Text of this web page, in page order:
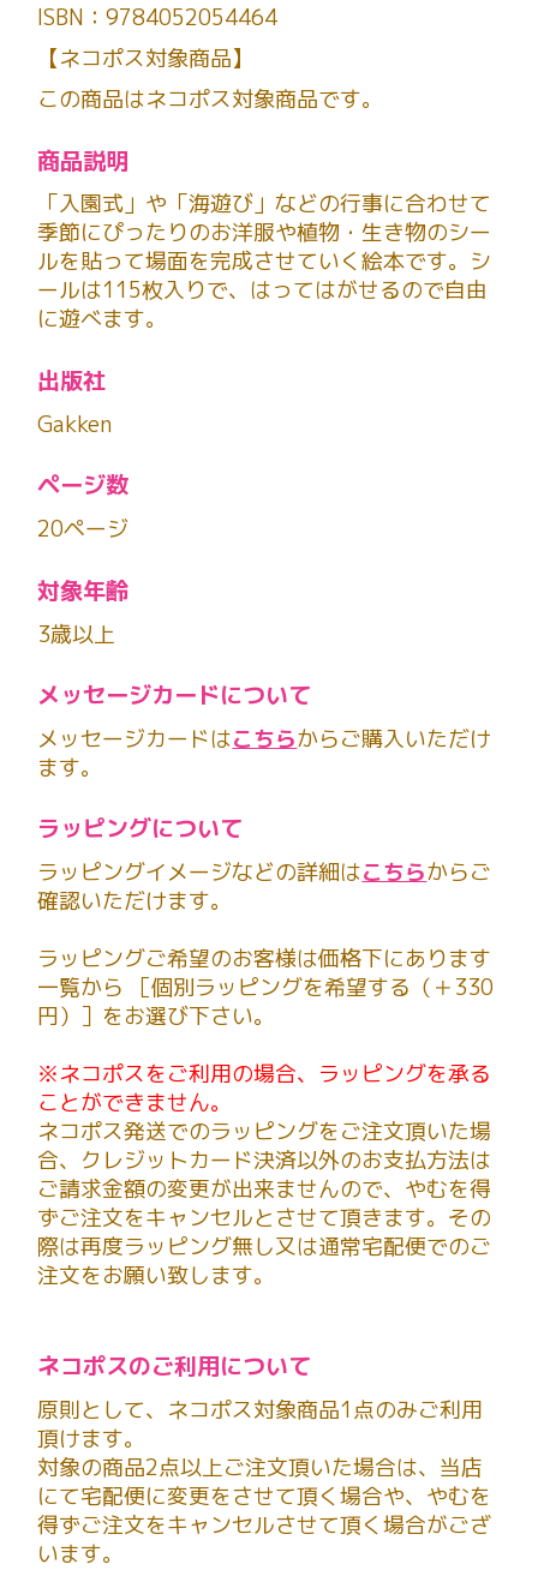
ISBN：9784052054464
【ネコポス対象商品】
この商品はネコポス対象商品です。
商品説明
「入園式」や「海遊び」などの行事に合わせて
季節にぴったりのお洋服や植物・生き物のシー
ルを貼って場面を完成させていく絵本です。シ
ールは115枚入りで、はってはがせるので自由
に遊べます。
出版社
Gakken
ページ数
20ページ
対象年齢
3歳以上
メッセージカードについて
メッセージカードはこちらからご購入いただけ
ます。
ラッピングについて
ラッピングイメージなどの詳細はこちらからご
確認いただけます。
ラッピングご希望のお客様は価格下にあります
一覧から ［個別ラッピングを希望する（＋330
円）］をお選び下さい。
※ネコポスをご利用の場合、ラッピングを承る
ことができません。
ネコポス発送でのラッピングをご注文頂いた場
合、クレジットカード決済以外のお支払方法は
ご請求金額の変更が出来ませんので、やむを得
ずご注文をキャンセルとさせて頂きます。その
際は再度ラッピング無し又は通常宅配便でのご
注文をお願い致します。
ネコポスのご利用について
原則として、ネコポス対象商品1点のみご利用
頂けます。
対象の商品2点以上ご注文頂いた場合は、当店
にて宅配便に変更をさせて頂く場合や、やむを
得ずご注文をキャンセルさせて頂く場合がござ
います。